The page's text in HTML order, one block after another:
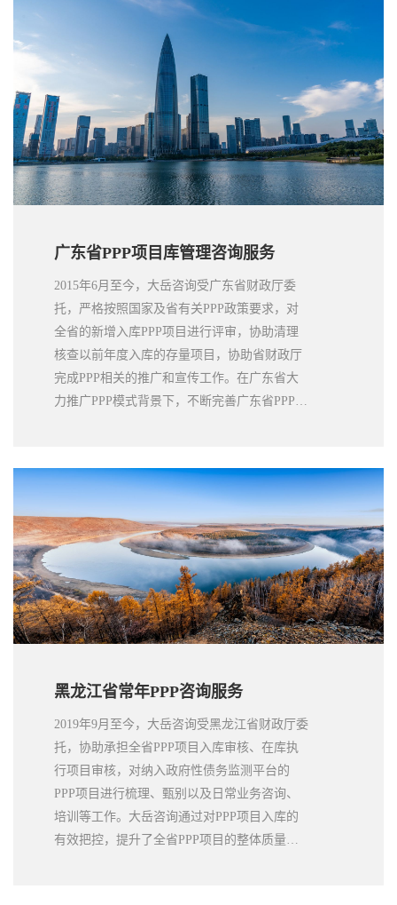
广东省PPP项目库管理咨询服务
2015年6月至今，大岳咨询受广东省财政厅委
托，严格按照国家及省有关PPP政策要求，对
全省的新增入库PPP项目进行评审，协助清理
核查以前年度入库的存量项目，协助省财政厅
完成PPP相关的推广和宣传工作。在广东省大
力推广PPP模式背景下，不断完善广东省PPP项
规范发展PPP模式。
黑龙江省常年PPP咨询服务
2019年9月至今，大岳咨询受黑龙江省财政厅委
托，协助承担全省PPP项目入库审核、在库执
行项目审核，对纳入政府性债务监测平台的
PPP项目进行梳理、甄别以及日常业务咨询、
培训等工作。大岳咨询通过对PPP项目入库的
有效把控，提升了全省PPP项目的整体质量，